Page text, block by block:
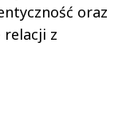
oraz
relacji z